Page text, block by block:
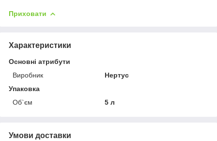
Приховати
Характеристики
Основні атрибути
Виробник
Нертус
Упаковка
Об`єм
5 л
Умови доставки